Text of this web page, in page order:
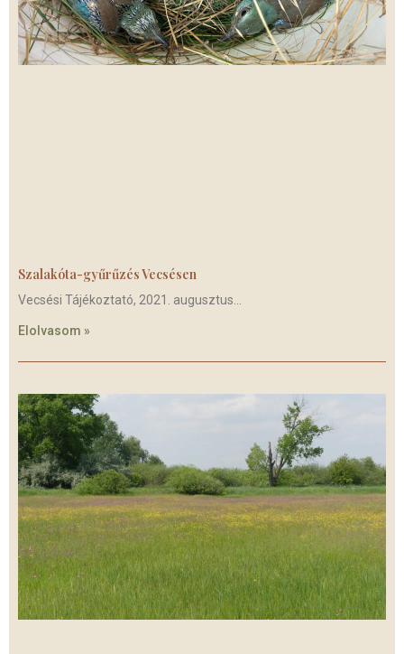
Szalakóta-gyűrűzés Vecsésen
Vecsési Tájékoztató, 2021. augusztus
Elolvasom »